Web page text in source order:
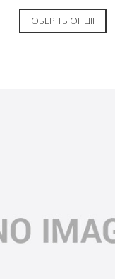
ОБЕРІТЬ ОПЦІЇ